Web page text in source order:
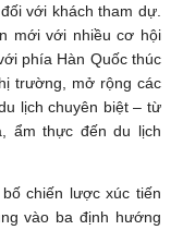
với khách tham dự.
mới với nhiều cơ hội
phía Hàn Quốc thúc
trường, mở rộng các
lịch chuyên biệt – từ
ẩm thực đến du lịch
chiến lược xúc tiến
vào ba định hướng